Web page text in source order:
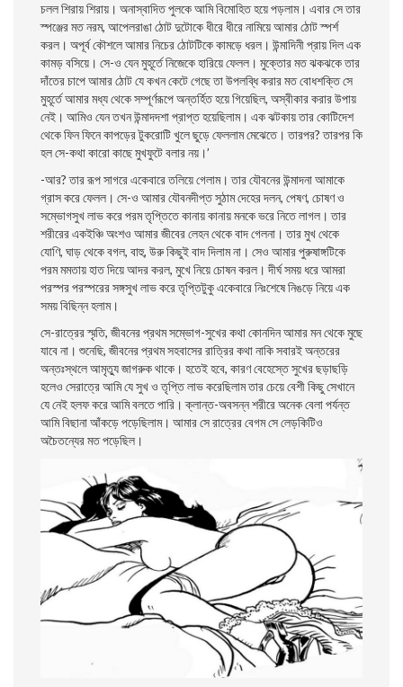
চলল শিরায় শিরায়। অনাস্বাদিত পুলকে আমি বিমােহিত হয়ে পড়লাম। এবার সে তার
স্পঞ্জের মত নরম, আপেলরাঙা ঠোট দুটোকে ধীরে ধীরে নামিয়ে আমার ঠোট স্পর্শ
করল। অপূর্ব কৌশলে আমার নিচের ঠোটটিকে কামড়ে ধরল। উন্মাদিনী প্রায় দিল এক
কামড় বসিয়ে। সে-ও যেন মুহূর্তে নিজেকে হারিয়ে ফেলল। মুক্তোর মত ঝকঝকে তার
দাঁতের চাপে আমার ঠোট যে কখন কেটে গেছে তা উপলব্ধি করার মত বােধশক্তি সে
মুহূর্তে আমার মধ্য থেকে সম্পূর্ণরূপে অন্তর্হিত হয়ে গিয়েছিল, অস্বীকার করার উপায়
নেই। আমিও যেন তখন উন্মাদদশা প্রাপ্ত হয়েছিলাম। এক ঝটকায় তার কোটিদেশ
থেকে ফিন ফিনে কাপড়ের টুকরােটি খুলে ছুড়ে ফেললাম মেঝেতে। তারপর? তারপর কি
হল সে-কথা কারাে কাছে মুখফুটে বলার নয়।’
-আর? তার রূপ সাগরে একেবারে তলিয়ে গেলাম। তার যৌবনের উন্মাদনা আমাকে
গ্রাস করে ফেলল। সে-ও আমার যৌবনদীপ্ত সুঠাম দেহের দলন, পেষণ, চোষণ ও
সম্ভোগসুখ লাভ করে পরম তৃপ্তিতে কানায় কানায় মনকে ভরে নিতে লাগল। তার
শরীরের একইঞ্চি অংশও আমার জীবের লেহন থেকে বাদ গেলনা। তার মুখ থেকে
যোণি, ঘাড় থেকে বগল, বাহু, উরু কিছুই বাদ দিলাম না। সেও আমার পুরুষাঙ্গটিকে
পরম মমতায় হাত দিয়ে আদর করল, মুখে নিয়ে চোষন করল। দীর্ঘ সময় ধরে আমরা
পরস্পর পরস্পরের সঙ্গসুখ লাভ করে তৃপ্তিটুকু একেবারে নিঃশেষে নিঙড়ে নিয়ে এক
সময় বিছিন্ন হলাম।
সে-রাত্রের স্মৃতি, জীবনের প্রথম সম্ভোগ-সুখের কথা কোনদিন আমার মন থেকে মুছে
যাবে না। শুনেছি, জীবনের প্রথম সহবাসের রাত্রির কথা নাকি সবারই অন্তরের
অন্তঃস্থলে আমৃত্যু জাগরুক থাকে। হতেই হবে, কারণ বেহেস্তে সুখের ছড়াছড়ি
হলেও সেরাত্রে আমি যে সুখ ও তৃপ্তি লাভ করেছিলাম তার চেয়ে বেশী কিছু সেখানে
যে নেই হলফ করে আমি বলতে পারি। ক্লান্ত-অবসন্ন শরীরে অনেক বেলা পর্যন্ত
আমি বিছানা আঁকড়ে পড়েছিলাম। আমার সে রাত্রের বেগম সে লেড়কিটিও
অচৈতন্যের মত পড়েছিল।